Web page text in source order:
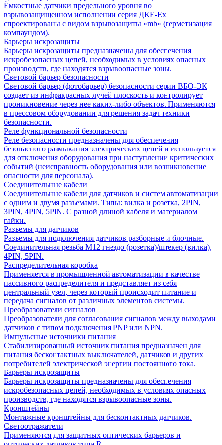
Ёмкостные датчики предельного уровня во
взрывозащищенном исполнении серия ДКЕ-Ех,
спроектированы с видом взрывозащиты «mb» (герметизация
компаундом).
Барьеры искрозащиты
Барьеры искрозащиты предназначены для обеспечения
искробезопасных цепей, необходимых в условиях опасных
производств, где находятся взрывоопасные зоны.
Световой барьер безопасности
Световой барьер (фотобарьер) безопасности серии ВБО-ЭК
создает из инфракрасных лучей плоскость и контролирует
проникновение через нее каких-либо объектов. Применяются
в прессовом оборудовании для решения задач техники
безопасности.
Реле функциональной безопасности
Реле безопасности предназначены для обеспечения
безопасного размыкания электрических цепей и используется
для отключения оборудования при наступлении критических
событий (неисправность оборудования или возникновение
опасности для персонала).
Соединительные кабели
Соединительные кабели для датчиков и систем автоматизации
с одним и двумя разъемами. Типы: вилка и розетка, 2PIN,
3PIN, 4PIN, 5PIN. С разной длиной кабеля и материалом
гайки.
Разъемы для датчиков
Разъемы для подключения датчиков разборные и блочные.
Соединительная резьба М12 гнездо (розетка)/штекер (вилка),
4PIN, 5PIN.
Распределительная коробка
Применяется в промышленной автоматизации в качестве
пассивного распределителя и представляет из себя
центральный узел, через который происходит питание и
передача сигналов от различных элементов системы.
Преобразователи сигналов
Преобразователи для согласования сигналов между выходами
датчиков с типом подключения PNP или NPN.
Импульсные источники питания
Стабилизированный источник питания предназначен для
питания бесконтактных выключателей, датчиков и других
потребителей электрической энергии постоянного тока.
Барьеры искрозащиты
Барьеры искрозащиты предназначены для обеспечения
искробезопасных цепей, необходимых в условиях опасных
производств, где находятся взрывоопасные зоны.
Кронштейны
Монтажные кронштейны для бесконтактных датчиков.
Светоотражатели
Применяются для защитных оптических барьеров и